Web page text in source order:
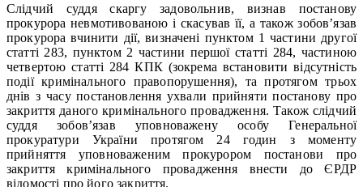
Слідчий суддя скаргу задовольнив, визнав постанову
прокурора невмотивованою і скасував її, а також зобов’язав
прокурора вчинити дії, визначені пунктом 1 частини другої
статті 283, пунктом 2 частини першої статті 284, частиною
четвертою статті 284 КПК (зокрема встановити відсутність
події кримінального правопорушення), та протягом трьох
днів з часу постановлення ухвали прийняти постанову про
закриття даного кримінального провадження. Також слідчий
суддя зобов’язав уповноважену особу Генеральної
прокуратури України протягом 24 годин з моменту
прийняття уповноваженим прокурором постанови про
закриття кримінального провадження внести до ЄРДР
відомості про його закриття.